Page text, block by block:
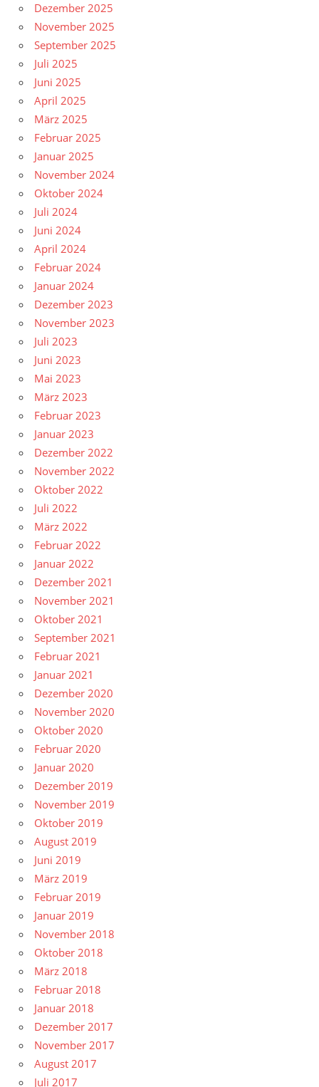
Dezember 2025
November 2025
September 2025
Juli 2025
Juni 2025
April 2025
März 2025
Februar 2025
Januar 2025
November 2024
Oktober 2024
Juli 2024
Juni 2024
April 2024
Februar 2024
Januar 2024
Dezember 2023
November 2023
Juli 2023
Juni 2023
Mai 2023
März 2023
Februar 2023
Januar 2023
Dezember 2022
November 2022
Oktober 2022
Juli 2022
März 2022
Februar 2022
Januar 2022
Dezember 2021
November 2021
Oktober 2021
September 2021
Februar 2021
Januar 2021
Dezember 2020
November 2020
Oktober 2020
Februar 2020
Januar 2020
Dezember 2019
November 2019
Oktober 2019
August 2019
Juni 2019
März 2019
Februar 2019
Januar 2019
November 2018
Oktober 2018
März 2018
Februar 2018
Januar 2018
Dezember 2017
November 2017
August 2017
Juli 2017